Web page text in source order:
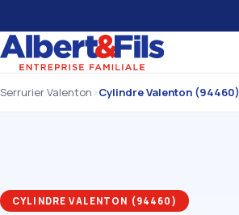
Serrurier Valenton ›Cylindre Valenton (94460)
CYLINDRE VALENTON (94460)